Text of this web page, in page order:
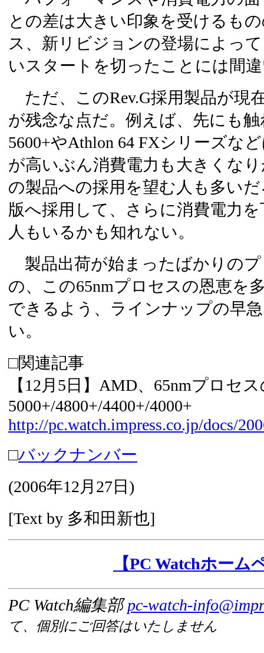
との差は大きい印象を受けるも
ス、新リビジョンの登場によっ
いスタートを切ったことには間
ただ、このRev.G採用製品が現
が残念な点だ。例えば、先にも触
5600+やAthlon 64 FXシリーズな
が高いぶん消費電力も大きくな
の製品への採用を望む人も多い
版へ採用して、さらに消費電力
人もいるかも知れない。
製品出荷が始まったばかりの
の、この65nmプロセスの恩恵を
できるよう、ラインナップの早
い。
□関連記事
【12月5日】AMD、65nmプロセ
5000+/4800+/4400+/4000+
http://pc.watch.impress.co.jp/docs/
□バックナンバー
(2006年12月27日 )
[Text by 多和田新也]
【PC Watchホーム
PC Watch編集部pc-watch-
て、個別にご回答はいたしません